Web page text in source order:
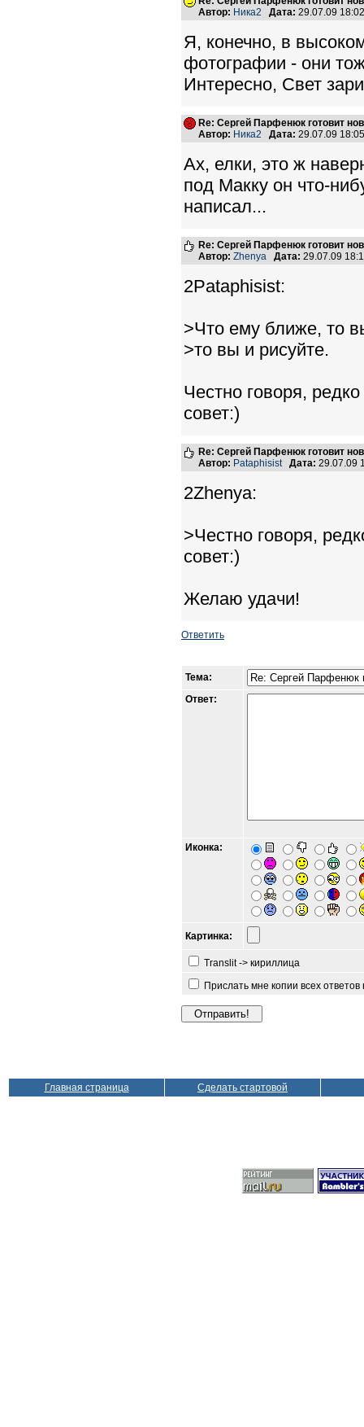
Автор: Ника2 Дата: 29.07.09
Я, конечно, в
фотографии - они
Интересно, Свет
Re: Сергей Парфенюк готовит
Автор: Ника2 Дата: 29.07.09
Ах, елки, это ж
под Макку он что-
написал...
Re: Сергей Парфенюк готовит
Автор: Zhenya Дата: 29.07.09
2Pataphisist:
>Что ему ближе, то
>то вы и рисуйте.
Честно говоря,
совет:)
Re: Сергей Парфенюк готовит
Автор: Pataphisist Дата: 29.07.09
2Zhenya:
>Честно говоря,
совет:)
Желаю удачи!
Ответить
Тема:
Ответ:
Иконка:
Картинка:
Translit -> кириллица
Прислать мне копии всех
Главная страница Сделать стартовой